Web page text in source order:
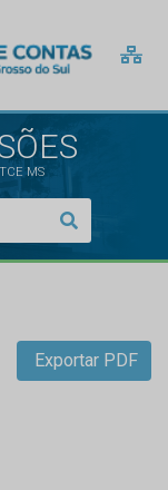
MS
Exportar PDF